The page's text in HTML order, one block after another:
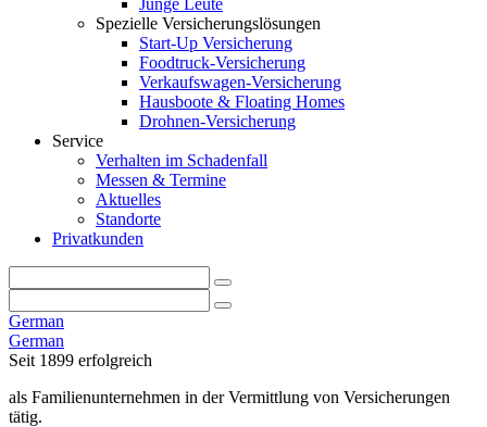
Junge Leute
Spezielle Versicherungslösungen
Start-Up Versicherung
Foodtruck-Versicherung
Verkaufswagen-Versicherung
Hausboote & Floating Homes
Drohnen-Versicherung
Service
Verhalten im Schadenfall
Messen & Termine
Aktuelles
Standorte
Privatkunden
German
German
Seit 1899 erfolgreich
als Familienunternehmen in der Vermittlung von Versicherungen
tätig.